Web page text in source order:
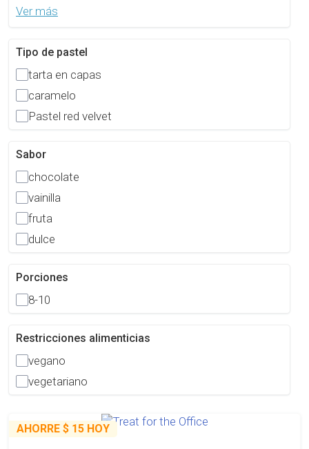
Ver más
Tipo de pastel
tarta en capas
caramelo
Pastel red velvet
Sabor
chocolate
vainilla
fruta
dulce
Porciones
8-10
Restricciones alimenticias
vegano
vegetariano
AHORRE $ 15 HOY